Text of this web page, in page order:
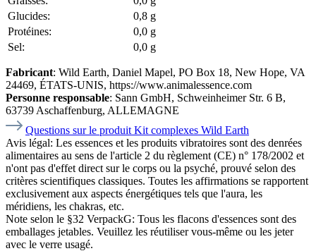
Glucides:
0,8 g
Protéines:
0,0 g
Sel:
0,0 g
Fabricant: Wild Earth, Daniel Mapel, PO Box 18, New Hope, VA
24469, ÉTATS-UNIS, https://www.animalessence.com
Personne responsable: Sann GmbH, Schweinheimer Str. 6 B,
63739 Aschaffenburg, ALLEMAGNE
Questions sur le produit Kit complexes Wild Earth
Avis légal: Les essences et les produits vibratoires sont des denrées
alimentaires au sens de l'article 2 du règlement (CE) n° 178/2002 et
n'ont pas d'effet direct sur le corps ou la psyché, prouvé selon des
critères scientifiques classiques. Toutes les affirmations se rapportent
exclusivement aux aspects énergétiques tels que l'aura, les
méridiens, les chakras, etc.
Note selon le §32 VerpackG: Tous les flacons d'essences sont des
emballages jetables. Veuillez les réutiliser vous-même ou les jeter
avec le verre usagé.